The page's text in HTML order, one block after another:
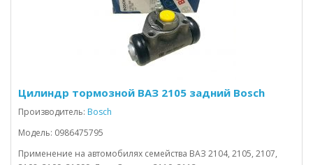
Цилиндр тормозной ВАЗ 2105 задний Bosch
Производитель: Bosch
Модель: 0986475795
Применение на автомобилях семейства ВАЗ 2104, 2105, 2107,